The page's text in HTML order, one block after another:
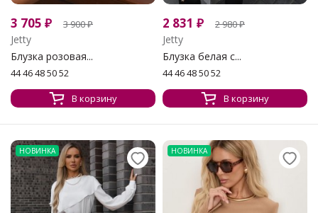
3 705 ₽ 3 900₽
Jetty
Блузка розовая...
44 46 48 50 52
В корзину
2 831 ₽ 2 980₽
Jetty
Блузка белая с...
44 46 48 50 52
В корзину
НОВИНКА НОВИНКА